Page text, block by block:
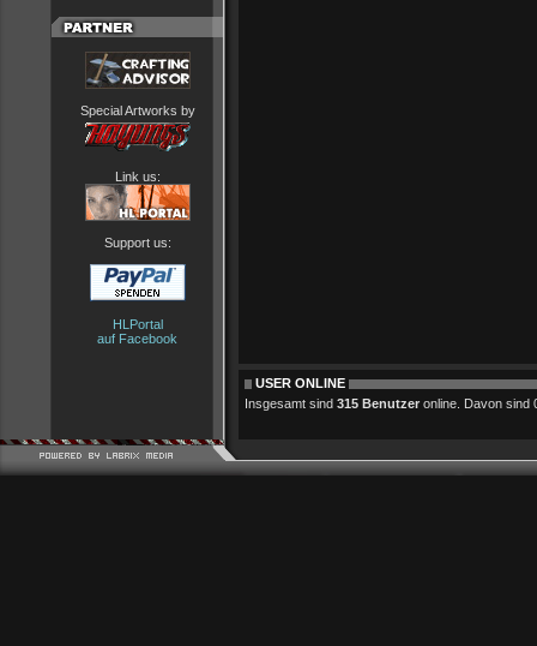
Special Artworks by
Link us:
Support us:
HLPortal
auf Facebook
USER ONLINE
Insgesamt sind 315 Benutzer online. Davon sind